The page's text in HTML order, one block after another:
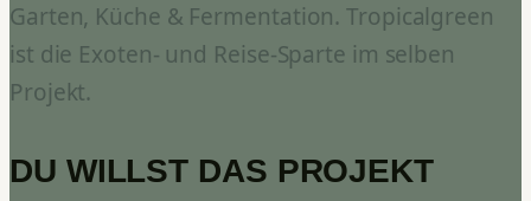
Garten, Küche & Fermentation. Tropicalgreen
ist die Exoten- und Reise-Sparte im selben
Projekt.
DU WILLST DAS PROJEKT